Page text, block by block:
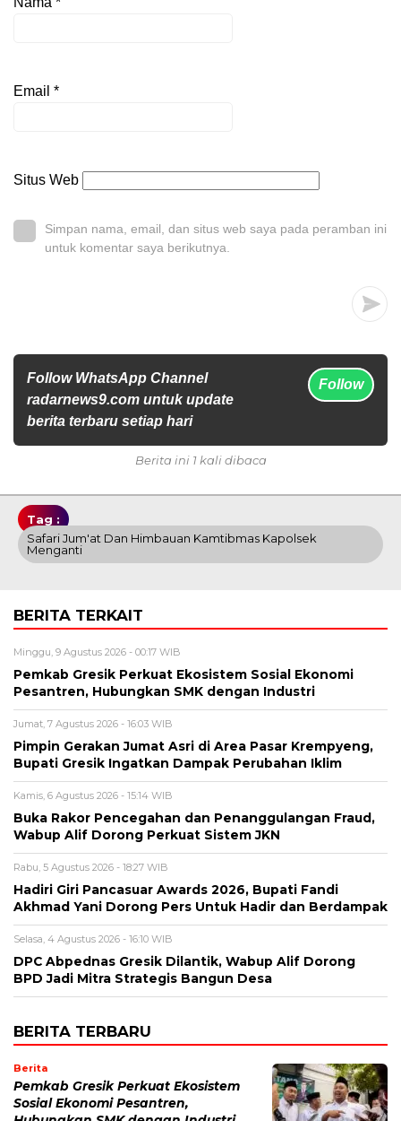
Email *
Situs Web
Simpan nama, email, dan situs web saya pada peramban ini
untuk komentar saya berikutnya.
Follow WhatsApp Channel
radarnews9.com untuk update
berita terbaru setiap hari
Follow
Berita ini 1 kali dibaca
Tag :
Safari Jum'at Dan Himbauan Kamtibmas Kapolsek
Menganti
BERITA TERKAIT
Minggu, 9 Agustus 2026 - 00:17 WIB
Pemkab Gresik Perkuat Ekosistem Sosial Ekonomi
Pesantren, Hubungkan SMK dengan Industri
Jumat, 7 Agustus 2026 - 16:03 WIB
Pimpin Gerakan Jumat Asri di Area Pasar Krempyeng,
Bupati Gresik Ingatkan Dampak Perubahan Iklim
Kamis, 6 Agustus 2026 - 15:14 WIB
Buka Rakor Pencegahan dan Penanggulangan Fraud,
Wabup Alif Dorong Perkuat Sistem JKN
Rabu, 5 Agustus 2026 - 18:27 WIB
Hadiri Giri Pancasuar Awards 2026, Bupati Fandi
Akhmad Yani Dorong Pers Untuk Hadir dan Berdampak
Selasa, 4 Agustus 2026 - 16:10 WIB
DPC Abpednas Gresik Dilantik, Wabup Alif Dorong
BPD Jadi Mitra Strategis Bangun Desa
BERITA TERBARU
Berita
Pemkab Gresik Perkuat Ekosistem
Sosial Ekonomi Pesantren,